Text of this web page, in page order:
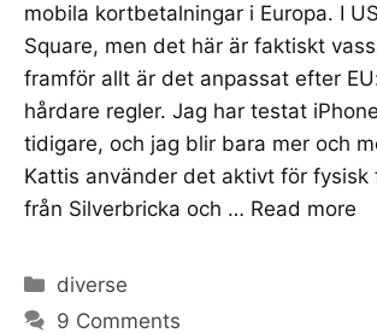
mobila kortbetalningar i Europa. I
Square, men det här är faktiskt
framför allt är det anpassat efter
hårdare regler. Jag har testat
tidigare, och jag blir bara mer och
Kattis använder det aktivt för fysisk
från Silverbricka och … Read more
Categories
diverse
9 Comments